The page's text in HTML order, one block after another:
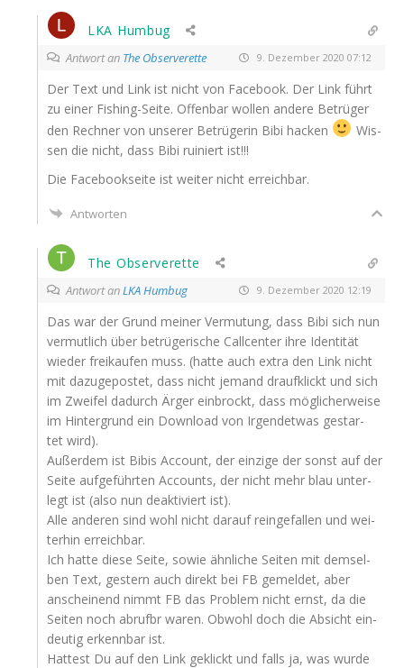
LKA Humbug
Antwort an The Observerette 9. Dezember 2020 07:12
Der Text und Link ist nicht von Face­book. Der Link führt
zu einer Fishing-Sei­te. Offen­bar wol­len ande­re Betrü­ger
den Rech­ner von unse­rer Betrü­ge­rin Bibi hacken
Wis­
sen die nicht, dass Bibi rui­niert ist!!!
Die Face­book­sei­te ist wei­ter nicht erreichbar.
Antworten
The Observerette
Antwort anLKA Humbug 9. Dezember 2020 12:19
Das war der Grund mei­ner Ver­mu­tung, dass Bibi sich nun
ver­mut­lich über betrü­ge­ri­sche Call­cen­ter ihre Iden­ti­tät
wie­der frei­kau­fen muss. (hat­te auch extra den Link nicht
mit dazu­ge­pos­tet, dass nicht jemand drauf­klickt und sich
im Zwei­fel dadurch Ärger ein­brockt, dass mög­li­cher­wei­se
im Hin­ter­grund ein Down­load von Irgend­et­was gestar­
tet wird).
Außer­dem ist Bibis Account, der ein­zi­ge der sonst auf der
Sei­te auf­ge­führ­ten Accounts, der nicht mehr blau unter­
legt ist (also nun deak­ti­viert ist).
Alle ande­ren sind wohl nicht dar­auf rein­ge­fal­len und wei­
ter­hin erreichbar.
Ich hat­te die­se Sei­te, sowie ähn­li­che Sei­ten mit dem­sel­
ben Text, ges­tern auch direkt bei FB gemel­det, aber
anschei­nend nimmt FB das Pro­blem nicht ernst, da die
Sei­ten noch abrufbr waren. Obwohl doch die Absicht ein­
deu­tig erkenn­bar ist.
Hat­test Du auf den Link geklickt und falls ja, was wur­de